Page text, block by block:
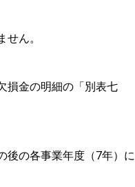
ん。
損金の明細の「別表七
後の各事業年度（7年）に